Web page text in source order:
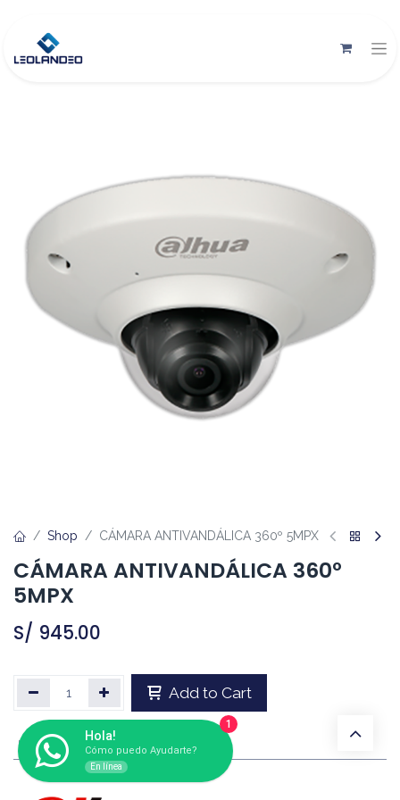
Shop CÁMARA ANTIVANDÁLICA 360º 5MPX
CÁMARA ANTIVANDÁLICA 360º
5MPX
S/ 945.00
Add to Cart
Marca DAHUA
Hola!
Cómo puedo Ayudarte?
En línea
1